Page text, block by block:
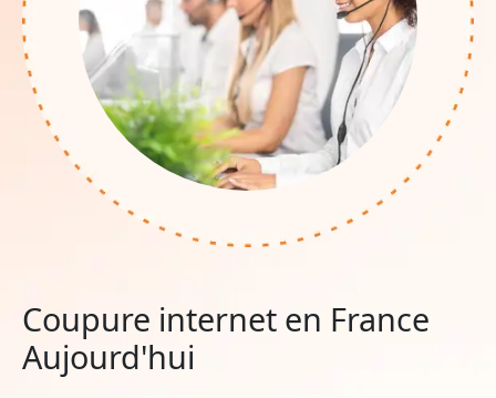
Coupure internet en France
Aujourd'hui